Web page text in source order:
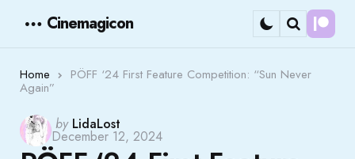
Cinemagicon
Search
Home PÖFF ‘24 First Feature Competition: “Sun Never
Again”
Posted
by
by LidaLost
December 12, 2024